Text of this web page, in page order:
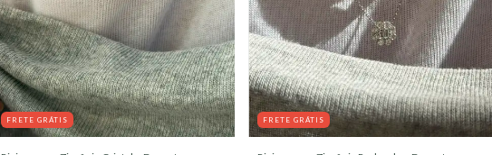
FRETE GRÁTIS FRETE GRÁTIS